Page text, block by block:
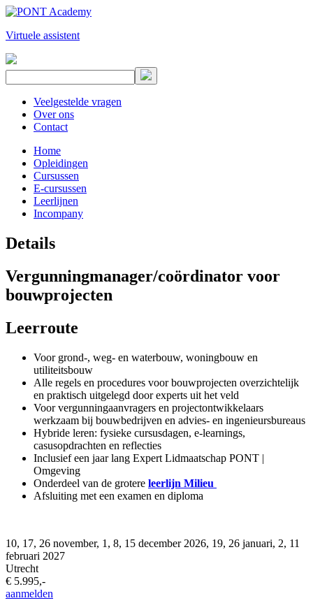
Virtuele assistent
Veelgestelde vragen
Over ons
Contact
Home
Opleidingen
Cursussen
E-cursussen
Leerlijnen
Incompany
Details
Vergunningmanager/coördinator voor
bouwprojecten
Leerroute
Voor grond-, weg- en waterbouw, woningbouw en
utiliteitsbouw
Alle regels en procedures voor bouwprojecten overzichtelijk
en praktisch uitgelegd door experts uit het veld
Voor vergunningaanvragers en projectontwikkelaars
werkzaam bij bouwbedrijven en advies- en ingenieursbureaus
Hybride leren: fysieke cursusdagen, e-learnings,
casusopdrachten en reflecties
Inclusief een jaar lang Expert Lidmaatschap PONT |
Omgeving
Onderdeel van de grotere leerlijn Milieu
Afsluiting met een examen en diploma
10, 17, 26 november, 1, 8, 15 december 2026, 19, 26 januari, 2, 11
februari 2027
Utrecht
€ 5.995,-
aanmelden